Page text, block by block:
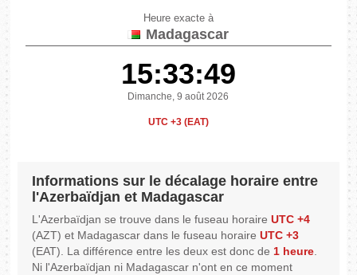
Heure exacte à
Madagascar
15:33:49
Dimanche, 9 août 2026
UTC +3 (EAT)
Informations sur le décalage horaire entre
l'Azerbaïdjan et Madagascar
L'Azerbaïdjan se trouve dans le fuseau horaireUTC +4
(AZT) et Madagascar dans le fuseau horaireUTC +3
(EAT). La différence entre les deux est donc de1 heure.
Ni l'Azerbaïdjan ni Madagascar n'ont en ce moment